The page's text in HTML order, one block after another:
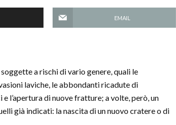
EMAIL
soggette a rischi di vario genere, quali le
laviche, le abbondanti ricadute di
l’apertura di nuove fratture; a volte, però, un
già indicati: la nascita di un nuovo cratere o di